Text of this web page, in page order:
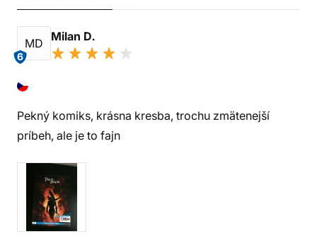
MD
6
Milan D.
Pekný komiks, krásna kresba, trochu zmätenejší
príbeh, ale je to fajn